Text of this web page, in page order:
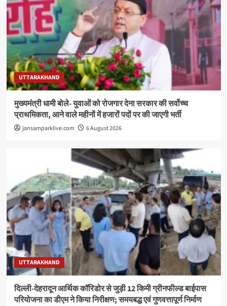
UTTARAKHAND
मुख्यमंत्री धामी बोले- युवाओं को रोजगार देना सरकार की सर्वोच्च
प्राथमिकता, आने वाले महीनों में हजारों पदों पर की जाएगी भर्ती
jansamparklive.com 6 August 2026
UTTARAKHAND
दिल्ली-देहरादून आर्थिक कॉरिडोर से जुड़ी 12 किमी ग्रीनफील्ड बाईपास
परियोजना का डीएम ने किया निरीक्षण; समयबद्ध एवं गुणवत्तापूर्ण निर्माण